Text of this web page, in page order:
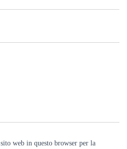
web in questo browser per la